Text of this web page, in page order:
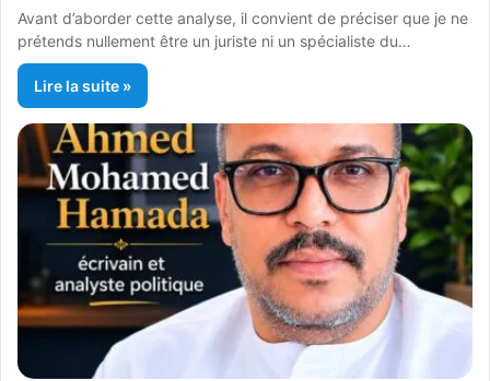
Avant d’aborder cette analyse, il convient de préciser que je ne
prétends nullement être un juriste ni un spécialiste du…
Lire la suite »